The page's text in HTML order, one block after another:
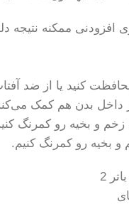
کنید یا از ضد
زخم و بخیه رو کمرنگ
بخیه رو کمرنگ کنیم.